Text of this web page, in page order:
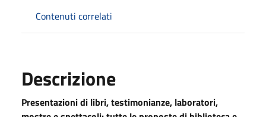
Contenuti correlati
Descrizione
Presentazioni di libri, testimonianze, laboratori,